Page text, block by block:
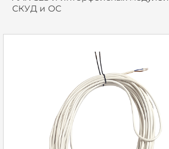
СКУД и ОC